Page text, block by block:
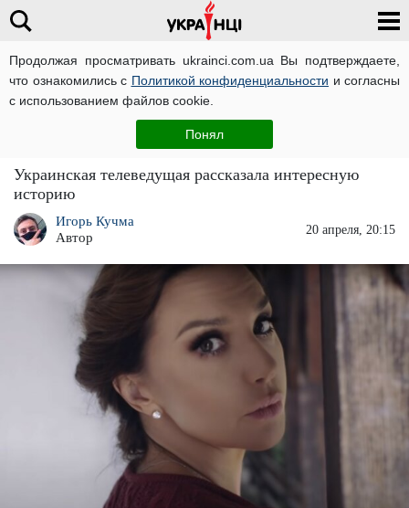
Продолжая просматривать ukrainci.com.ua Вы подтверждаете,
что ознакомились с Политикой конфиденциальности и согласны
с использованием файлов cookie.
Понял
"Страдания, покаяние и любовь": Оксана
Марченко рассказала о "душевных донорах"
Украинская телеведущая рассказала интересную
историю
Игорь Кучма
Автор
20 апреля, 20:15